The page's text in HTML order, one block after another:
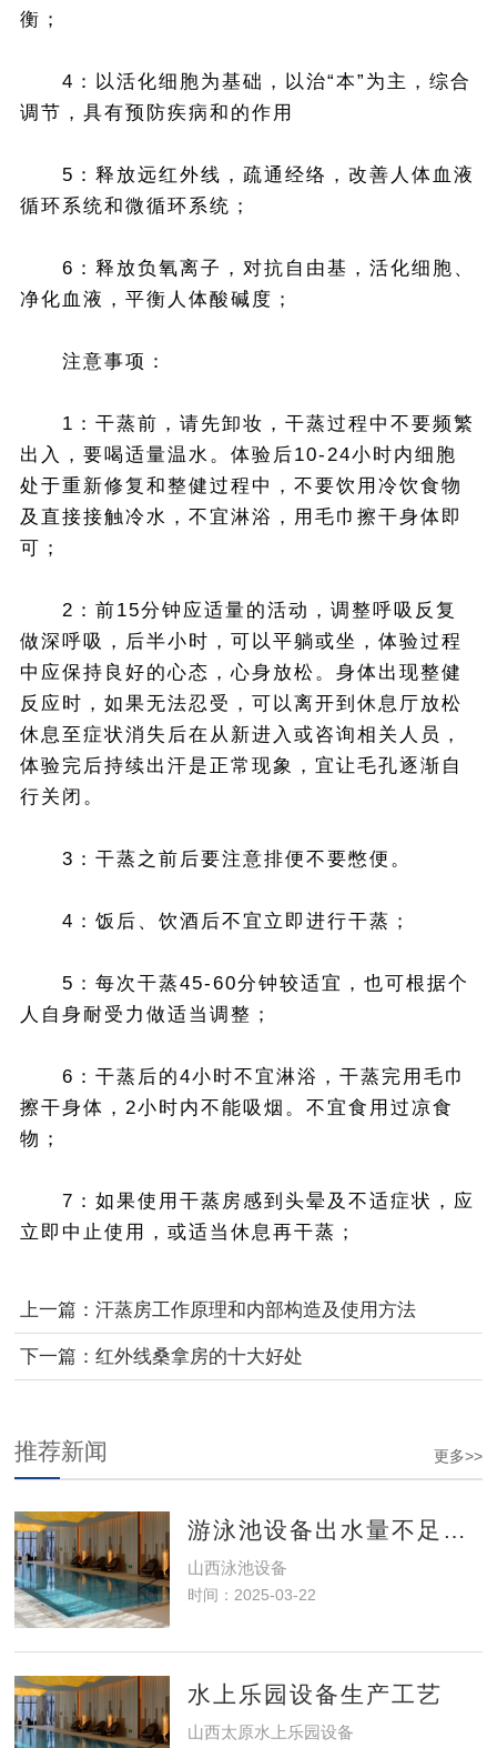
衡；
4：以活化细胞为基础，以治“本”为主，综合
调节，具有预防疾病和的作用
5：释放远红外线，疏通经络，改善人体血液
循环系统和微循环系统；
6：释放负氧离子，对抗自由基，活化细胞、
净化血液，平衡人体酸碱度；
注意事项：
1：干蒸前，请先卸妆，干蒸过程中不要频繁
出入，要喝适量温水。体验后10-24小时内细胞
处于重新修复和整健过程中，不要饮用冷饮食物
及直接接触冷水，不宜淋浴，用毛巾擦干身体即
可；
2：前15分钟应适量的活动，调整呼吸反复
做深呼吸，后半小时，可以平躺或坐，体验过程
中应保持良好的心态，心身放松。身体出现整健
反应时，如果无法忍受，可以离开到休息厅放松
休息至症状消失后在从新进入或咨询相关人员，
体验完后持续出汗是正常现象，宜让毛孔逐渐自
行关闭。
3：干蒸之前后要注意排便不要憋便。
4：饭后、饮酒后不宜立即进行干蒸；
5：每次干蒸45-60分钟较适宜，也可根据个
人自身耐受力做适当调整；
6：干蒸后的4小时不宜淋浴，干蒸完用毛巾
擦干身体，2小时内不能吸烟。不宜食用过凉食
物；
7：如果使用干蒸房感到头晕及不适症状，应
立即中止使用，或适当休息再干蒸；
上一篇： 汗蒸房工作原理和内部构造及使用方法
下一篇： 红外线桑拿房的十大好处
更多>>
推荐新闻
山西泳池设备​
时间：2025-03-22
水上乐园设备生产工艺
山西太原水上乐园设备